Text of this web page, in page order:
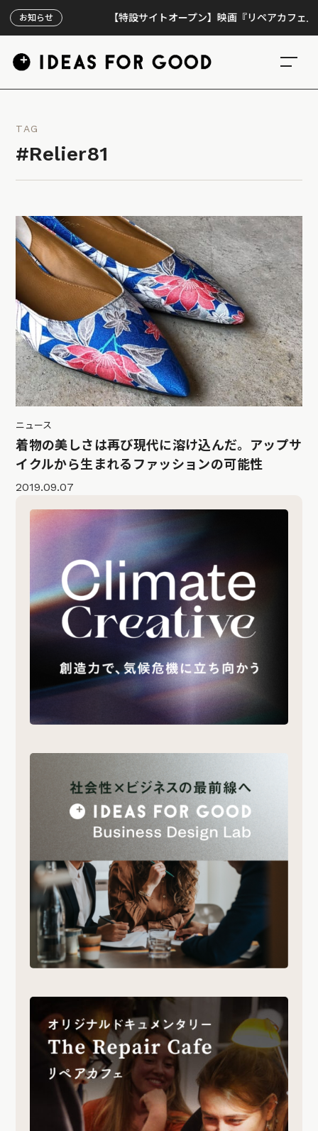
お知らせ 【特設サイトオープン】映画『リペアカフェ』、上
TAG
#Relier81
ニュース
着物の美しさは再び現代に溶け込んだ。アップサ
イクルから生まれるファッションの可能性
2019.09.07